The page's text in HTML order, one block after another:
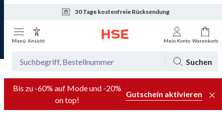
30 Tage kostenfreie Rücksendung
Tagesaktuelle Angebote
Menü Ansicht Mein Konto Warenkorb
Suchen
Bis zu -60% auf Mode und -20%
on top!
Gutschein aktivieren